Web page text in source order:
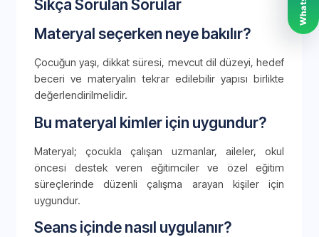
Sıkça Sorulan Sorular
Materyal seçerken neye bakılır?
Çocuğun yaşı, dikkat süresi, mevcut dil düzeyi, hedef
beceri ve materyalin tekrar edilebilir yapısı birlikte
değerlendirilmelidir.
Bu materyal kimler için uygundur?
Materyal; çocukla çalışan uzmanlar, aileler, okul
öncesi destek veren eğitimciler ve özel eğitim
süreçlerinde düzenli çalışma arayan kişiler için
uygundur.
Seans içinde nasıl uygulanır?